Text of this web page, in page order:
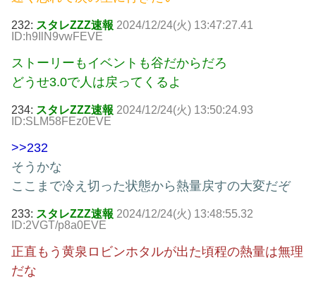
232: スタレZZZ速報 2024/12/24(火) 13:47:27.41
ID:h9IlN9vwFEVE
ストーリーもイベントも谷だからだろ
どうせ3.0で人は戻ってくるよ
234: スタレZZZ速報 2024/12/24(火) 13:50:24.93
ID:SLM58FEz0EVE
>>232
そうかな
ここまで冷え切った状態から熱量戻すの大変だぞ
233: スタレZZZ速報 2024/12/24(火) 13:48:55.32
ID:2VGT/p8a0EVE
正直もう黄泉ロビンホタルが出た頃程の熱量は無理
だな